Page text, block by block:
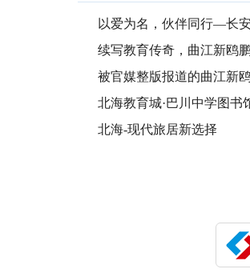
以爱为名，伙伴同行—长
爱心公益
续写教育传奇，曲江新鸥
育新繁荣
被官媒整版报道的曲江新
北海教育城·巴川中学图书
北海-现代旅居新选择